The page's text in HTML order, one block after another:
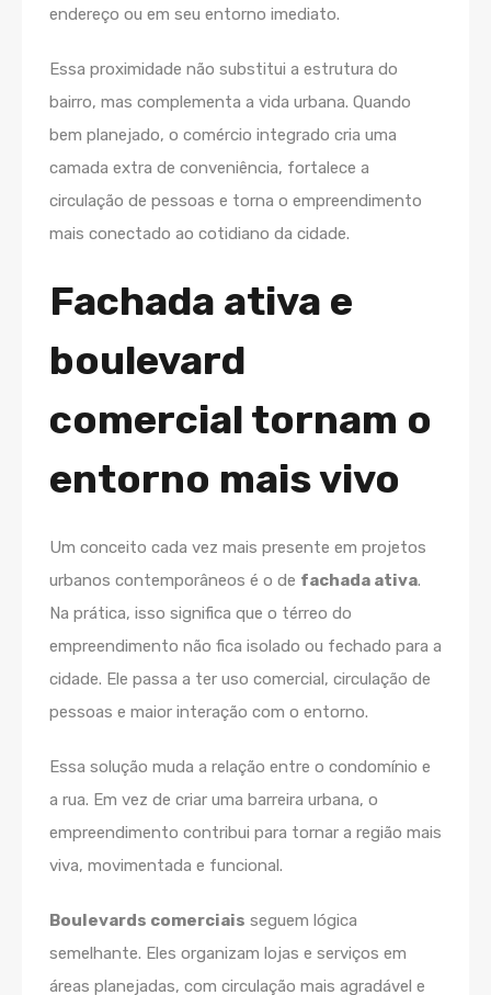
endereço ou em seu entorno imediato.
Essa proximidade não substitui a estrutura do
bairro, mas complementa a vida urbana. Quando
bem planejado, o comércio integrado cria uma
camada extra de conveniência, fortalece a
circulação de pessoas e torna o empreendimento
mais conectado ao cotidiano da cidade.
Fachada ativa e
boulevard
comercial tornam o
entorno mais vivo
Um conceito cada vez mais presente em projetos
urbanos contemporâneos é o de fachada ativa.
Na prática, isso significa que o térreo do
empreendimento não fica isolado ou fechado para a
cidade. Ele passa a ter uso comercial, circulação de
pessoas e maior interação com o entorno.
Essa solução muda a relação entre o condomínio e
a rua. Em vez de criar uma barreira urbana, o
empreendimento contribui para tornar a região mais
viva, movimentada e funcional.
Boulevards comerciais seguem lógica
semelhante. Eles organizam lojas e serviços em
áreas planejadas, com circulação mais agradável e